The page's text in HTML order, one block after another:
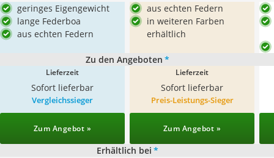
geringes Eigengewicht
lange Federboa
aus echten Federn
aus echten Federn
in weiteren Farben
erhältlich
Zu den Angeboten *
Lieferzeit
Sofort lieferbar
Lieferzeit
Sofort lieferbar
Vergleichssieger
Zum Angebot »
Preis-Leistungs-Sieger
Zum Angebot »
Erhältlich bei *